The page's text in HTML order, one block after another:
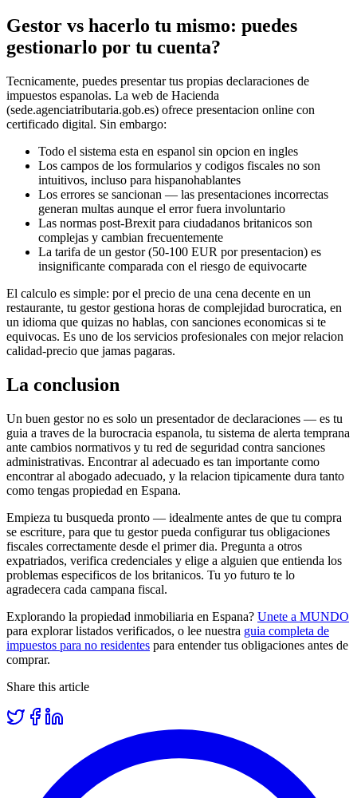
Gestor vs hacerlo tu mismo: puedes
gestionarlo por tu cuenta?
Tecnicamente, puedes presentar tus propias declaraciones de
impuestos espanolas. La web de Hacienda
(sede.agenciatributaria.gob.es) ofrece presentacion online con
certificado digital. Sin embargo:
Todo el sistema esta en espanol sin opcion en ingles
Los campos de los formularios y codigos fiscales no son
intuitivos, incluso para hispanohablantes
Los errores se sancionan — las presentaciones incorrectas
generan multas aunque el error fuera involuntario
Las normas post-Brexit para ciudadanos britanicos son
complejas y cambian frecuentemente
La tarifa de un gestor (50-100 EUR por presentacion) es
insignificante comparada con el riesgo de equivocarte
El calculo es simple: por el precio de una cena decente en un
restaurante, tu gestor gestiona horas de complejidad burocratica, en
un idioma que quizas no hablas, con sanciones economicas si te
equivocas. Es uno de los servicios profesionales con mejor relacion
calidad-precio que jamas pagaras.
La conclusion
Un buen gestor no es solo un presentador de declaraciones — es tu
guia a traves de la burocracia espanola, tu sistema de alerta temprana
ante cambios normativos y tu red de seguridad contra sanciones
administrativas. Encontrar al adecuado es tan importante como
encontrar al abogado adecuado, y la relacion tipicamente dura tanto
como tengas propiedad en Espana.
Empieza tu busqueda pronto — idealmente antes de que tu compra
se escriture, para que tu gestor pueda configurar tus obligaciones
fiscales correctamente desde el primer dia. Pregunta a otros
expatriados, verifica credenciales y elige a alguien que entienda los
problemas especificos de los britanicos. Tu yo futuro te lo
agradecera cada campana fiscal.
Explorando la propiedad inmobiliaria en Espana? Unete a MUNDO
para explorar listados verificados, o lee nuestra guia completa de
impuestos para no residentes para entender tus obligaciones antes de
comprar.
Share this article